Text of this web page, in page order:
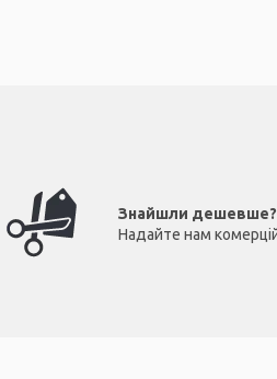
Знайшли дешевше?
Надайте нам